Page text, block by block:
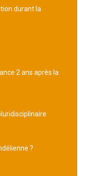
durant la
2 ans après la
?